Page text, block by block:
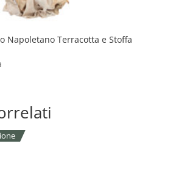
Napoletano Terracotta e Stoffa